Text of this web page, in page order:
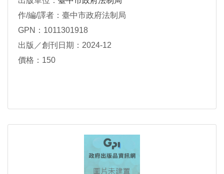
作/編/譯者：臺中市政府法制局
GPN：1011301918
出版／創刊日期：2024-12
價格：150